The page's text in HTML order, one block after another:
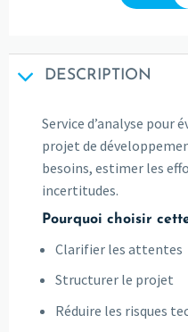
DESCRIPTION
Service d’analyse pour
projet de
besoins, estimer les
incertitudes.
Pourquoi choisir
Clarifier les attentes
Structurer le projet
Réduire les risques